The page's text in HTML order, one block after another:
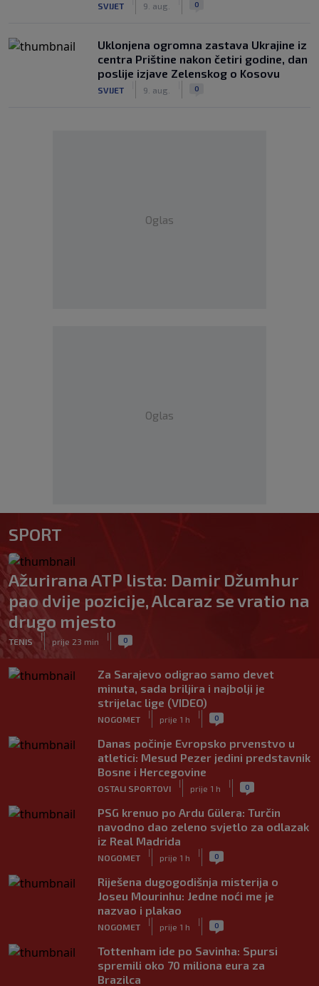
SVIJET 9. aug. 0
Uklonjena ogromna zastava Ukrajine iz
centra Prištine nakon četiri godine, dan
poslije izjave Zelenskog o Kosovu
SVIJET 9. aug. 0
Oglas
Oglas
SPORT
Ažurirana ATP lista: Damir Džumhur
pao dvije pozicije, Alcaraz se vratio na
drugo mjesto
TENIS
|
prije 23 min
| 0
Za Sarajevo odigrao samo devet
minuta, sada briljira i najbolji je
strijelac lige (VIDEO)
NOGOMET
|
prije 1 h
| 0
Danas počinje Evropsko prvenstvo u
atletici: Mesud Pezer jedini predstavnik
Bosne i Hercegovine
OSTALI SPORTOVI
|
prije 1 h
| 0
PSG krenuo po Ardu Gülera: Turčin
navodno dao zeleno svjetlo za odlazak
iz Real Madrida
NOGOMET
|
prije 1 h
| 0
Riješena dugogodišnja misterija o
Joseu Mourinhu: Jedne noći me je
nazvao i plakao
NOGOMET
|
prije 1 h
| 0
Tottenham ide po Savinha: Spursi
spremili oko 70 miliona eura za
Brazilca